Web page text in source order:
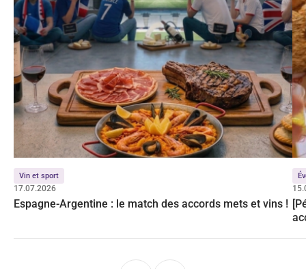
Vin et sport
17.07.2026
Espagne-Argentine : le match des accords mets et vins !